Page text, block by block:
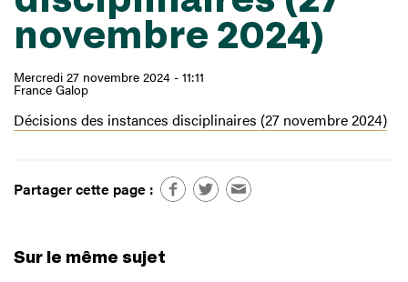
novembre 2024)
Mercredi 27 novembre 2024 - 11:11
France Galop
Décisions des instances disciplinaires (27 novembre 2024)
Partager cette page :
Sur le même sujet